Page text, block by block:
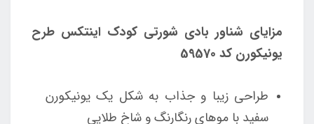
مزایای شناور بادی شورتی کودک اینتکس طرح
یونیکورن کد 59570
طراحی زیبا و جذاب به شکل یک یونیکورن
سفید با موهای رنگارنگ و شاخ طلایی